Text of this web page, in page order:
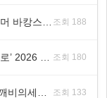
조회 188
조회 180
조회 133